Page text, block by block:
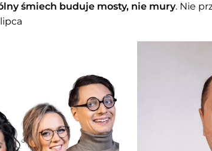
śmiech buduje mosty, nie mury. Nie